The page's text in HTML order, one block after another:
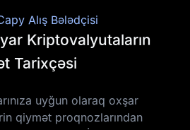
Alış Bələdçisi
Kriptovalyutaların
Tarixçəsi
uyğun olaraq oxşar
qiymət proqnozlarından